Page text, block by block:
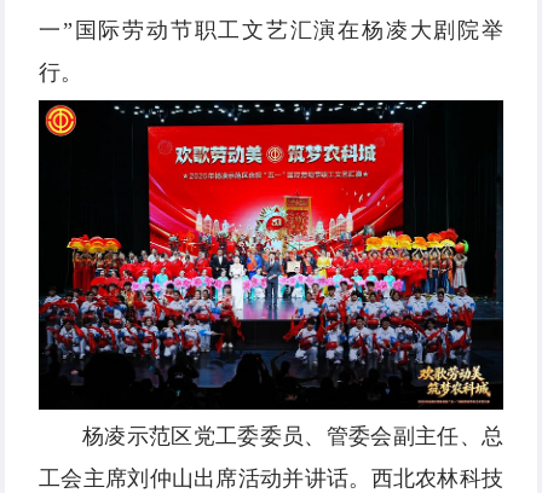
一”国际劳动节职工文艺汇演在杨凌大剧院举
行。
杨凌示范区党工委委员、管委会副主任、总
工会主席刘仲山出席活动并讲话。西北农林科技